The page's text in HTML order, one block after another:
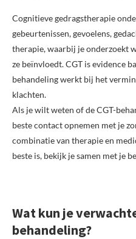
Cognitieve gedragstherapie
gebeurtenissen, gevoelens,
therapie, waarbij je onderzoekt
ze beïnvloedt. CGT is evidence
behandeling werkt bij het
klachten.
Als je wilt weten of de CGT-
beste contact opnemen met je
combinatie van therapie en
beste is, bekijk je samen met je
Wat kun je
behandeling?